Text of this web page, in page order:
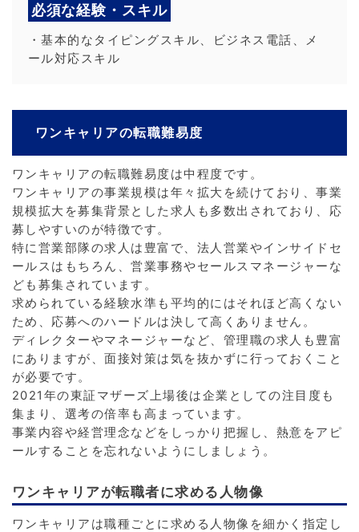
必須な経験・スキル
・基本的なタイピングスキル、ビジネス電話、メ
ール対応スキル
ワンキャリアの転職難易度
ワンキャリアの転職難易度は中程度です。
ワンキャリアの事業規模は年々拡大を続けており、事業
規模拡大を募集背景とした求人も多数出されており、応
募しやすいのが特徴です。
特に営業部隊の求人は豊富で、法人営業やインサイドセ
ールスはもちろん、営業事務やセールスマネージャーな
ども募集されています。
求められている経験水準も平均的にはそれほど高くない
ため、応募へのハードルは決して高くありません。
ディレクターやマネージャーなど、管理職の求人も豊富
にありますが、面接対策は気を抜かずに行っておくこと
が必要です。
2021年の東証マザーズ上場後は企業としての注目度も
集まり、選考の倍率も高まっています。
事業内容や経営理念などをしっかり把握し、熱意をアピ
ールすることを忘れないようにしましょう。
ワンキャリアが転職者に求める人物像
ワンキャリアは職種ごとに求める人物像を細かく指定し